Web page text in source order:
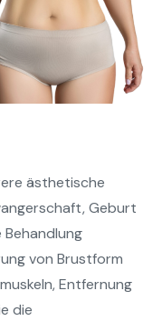
ästhetische
Geburt
von Brustform
Entfernung
die